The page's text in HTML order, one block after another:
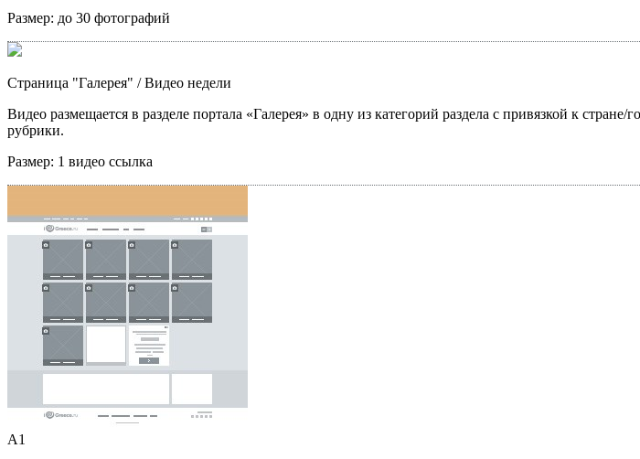
Размер: до 30 фотографий
Страница "Галерея" / Видео недели
Видео размещается в разделе портала «Галерея» в одну из категорий раздела с привязкой к
рубрики.
Размер: 1 видео ссылка
A1